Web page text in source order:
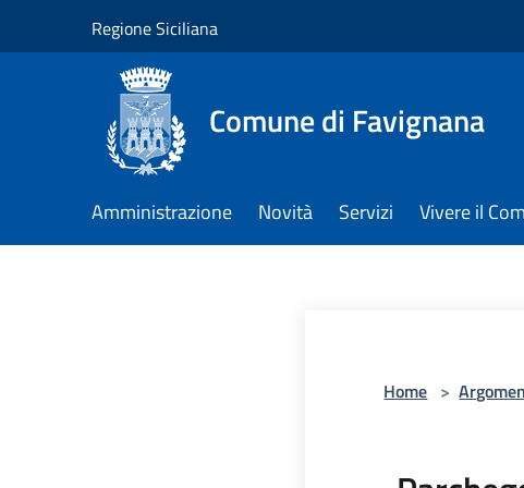
Regione Siciliana
Comune di Favignana
Amministrazione Novità Servizi Vivere il
Home >